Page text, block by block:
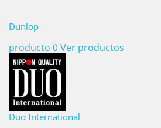
Dunlop
producto 0 Ver productos
Duo International